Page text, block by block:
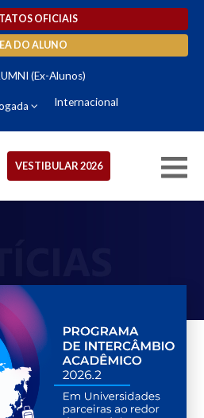
OFICIAIS
DO ALUNO
(Ex-Alunos)
Internacional
VESTIBULAR 2026